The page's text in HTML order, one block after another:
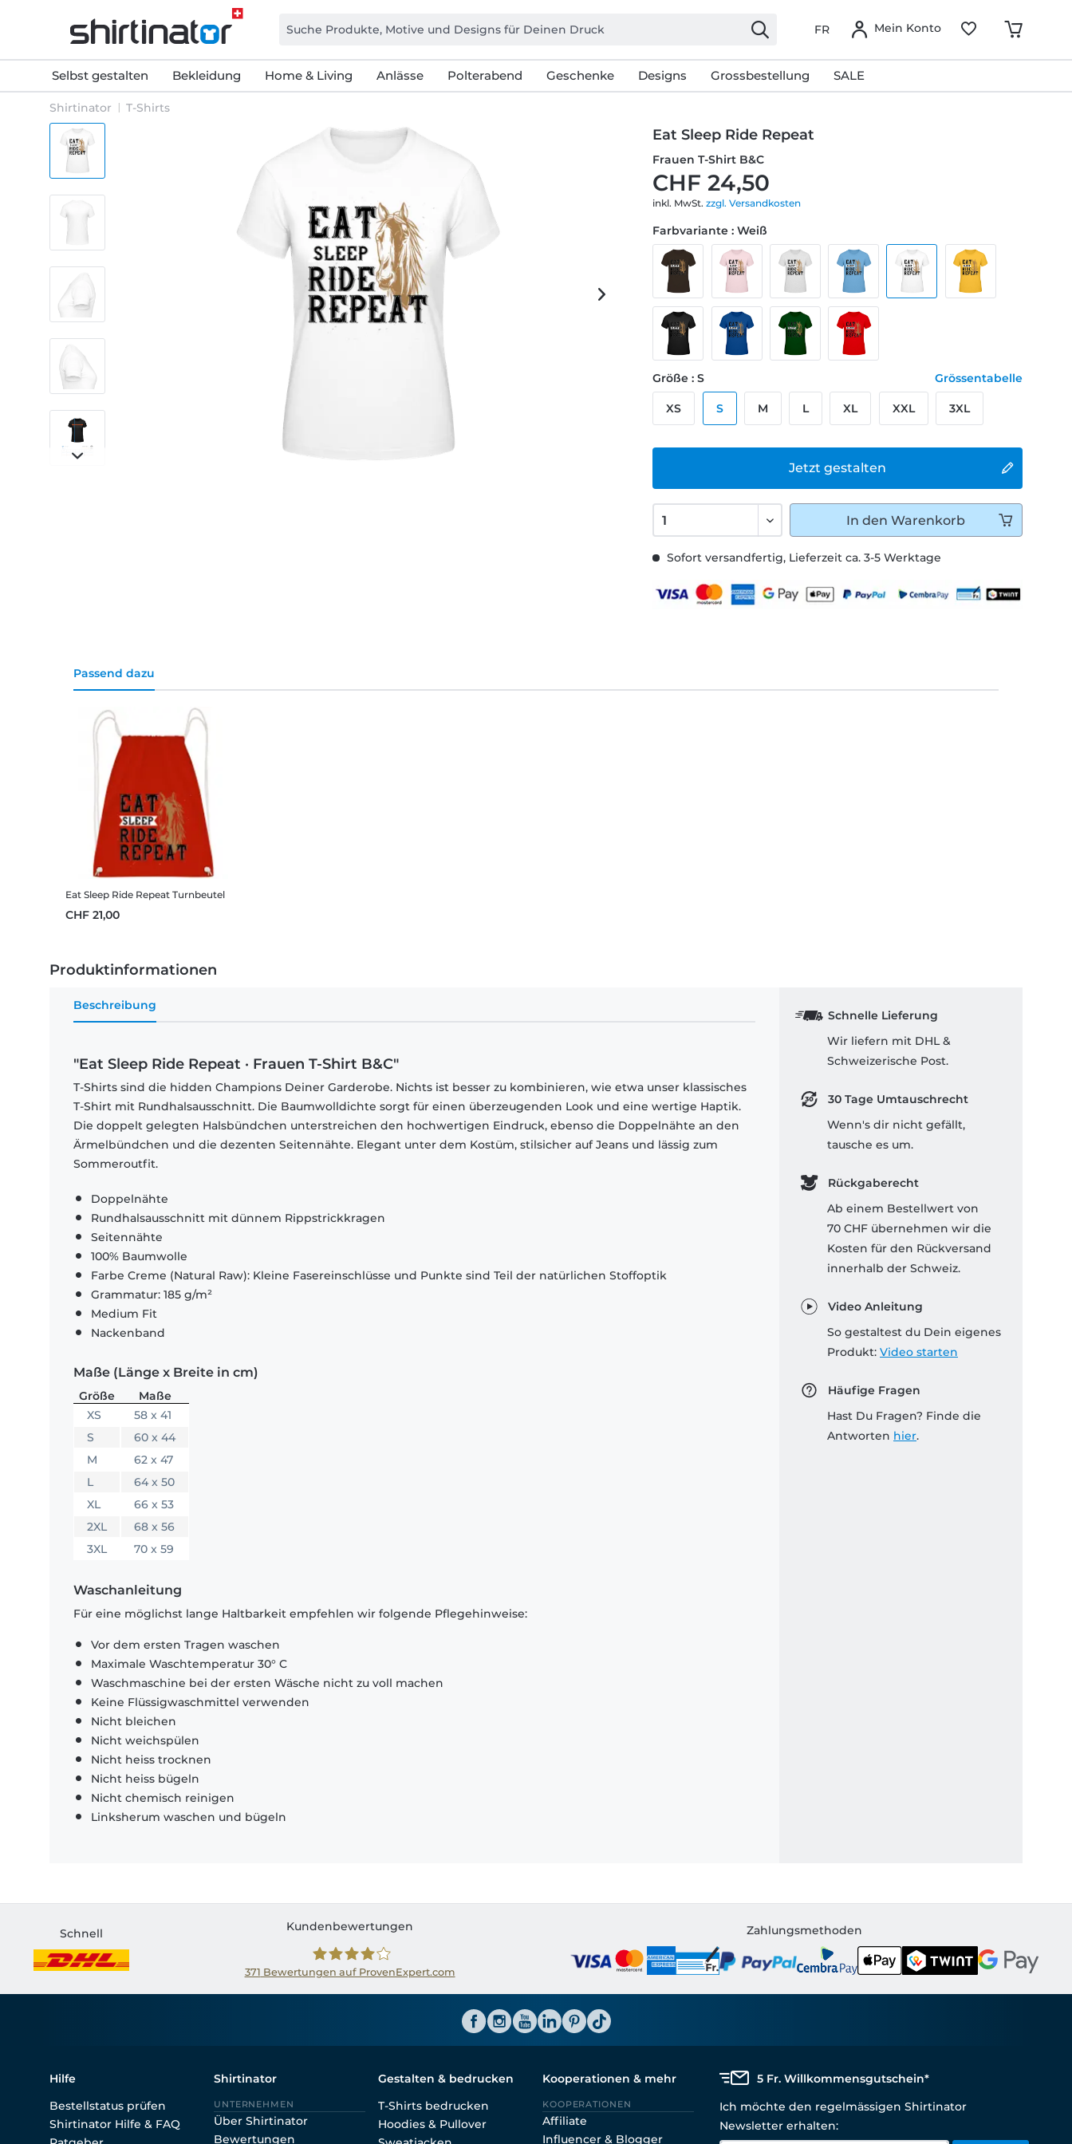
FR Mein Konto
Selbst gestalten Bekleidung Home & Living Anlässe Polterabend Geschenke Designs Grossbestellung SALE
Shirtinator T-Shirts
Eat Sleep Ride Repeat
Frauen T-Shirt B&C
CHF 24,50
inkl. MwSt.zzgl. Versandkosten
Sofort versandfertig, Lieferzeit ca. 3-5 Werktage
Jetzt gestalten
Farbvariante : Weiß
Größe : S Grössentabelle
XS S M L XL XXL 3XL
In den Warenkorb
Passend dazu
Eat Sleep Ride Repeat Turnbeutel
CHF 21,00
Produktinformationen
Beschreibung
"Eat Sleep Ride Repeat · Frauen T-Shirt B&C"
T-Shirts sind die hidden Champions Deiner Garderobe. Nichts ist besser zu kombinieren, wie etwa unser klassisches
T-Shirt mit Rundhalsausschnitt. Die Baumwolldichte sorgt für einen überzeugenden Look und eine wertige Haptik.
Die doppelt gelegten Halsbündchen unterstreichen den hochwertigen Eindruck, ebenso die Doppelnähte an den
Ärmelbündchen und die dezenten Seitennähte. Elegant unter dem Kostüm, stilsicher auf Jeans und lässig zum
Sommeroutfit.
Doppelnähte
Rundhalsausschnitt mit dünnem Rippstrickkragen
Seitennähte
100% Baumwolle
Farbe Creme (Natural Raw): Kleine Fasereinschlüsse und Punkte sind Teil der natürlichen Stoffoptik
Grammatur: 185 g/m²
Medium Fit
Nackenband
Maße (Länge x Breite in cm)
Größe
Maße
XS
58 x 41
S
60 x 44
M
62 x 47
L
64 x 50
XL
66 x 53
2XL
68 x 56
3XL
70 x 59
Waschanleitung
Für eine möglichst lange Haltbarkeit empfehlen wir folgende Pflegehinweise:
Vor dem ersten Tragen waschen
Maximale Waschtemperatur 30° C
Waschmaschine bei der ersten Wäsche nicht zu voll machen
Keine Flüssigwaschmittel verwenden
Nicht bleichen
Nicht weichspülen
Nicht heiss trocknen
Nicht heiss bügeln
Nicht chemisch reinigen
Linksherum waschen und bügeln
Schnelle Lieferung
Wir liefern mit DHL &
Schweizerische Post.
30 Tage Umtauschrecht
Wenn's dir nicht gefällt,
tausche es um.
Rückgaberecht
Ab einem Bestellwert von
70 CHF übernehmen wir die
Kosten für den Rückversand
innerhalb der Schweiz.
Video Anleitung
So gestaltest du Dein eigenes
Produkt: Video starten
Häufige Fragen
Hast Du Fragen? Finde die
Antworten hier.
Schnell
Kundenbewertungen
371 Bewertungen auf ProvenExpert.com
Zahlungsmethoden
Hilfe
Bestellstatus prüfen
Shirtinator Hilfe & FAQ
Shirtinator
UNTERNEHMEN
Über Shirtinator
Bewertungen
Gestalten & bedrucken
T-Shirts bedrucken
Hoodies & Pullover
Kooperationen & mehr
KOOPERATIONEN
Affiliate
Influencer & Blogger
5 Fr. Willkommensgutschein*
Ich möchte den regelmässigen Shirtinator
Newsletter erhalten: